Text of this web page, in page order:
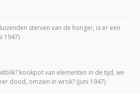
sterven van de honger, is er een
1947)
kookpot van elementen in de tijd, we
dood, omzien in wrok? (juni 1947)